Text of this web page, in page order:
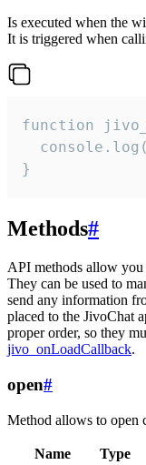
Is executed when the
It is triggered when
function
}
Methods#
API methods allow
They can be used to
send any information
placed to the JivoChat
proper order, so they
jivo_onLoadCallback.
open#
Method allows to open
Name Type